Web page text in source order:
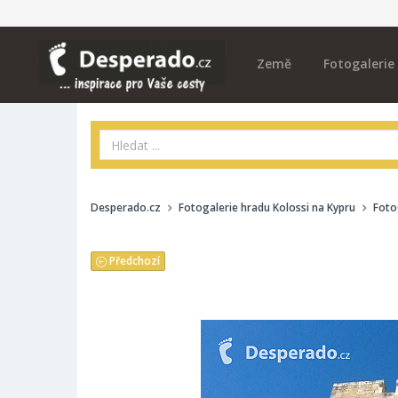
Země Fotogalerie
Desperado.cz Fotogalerie hradu Kolossi na Kypru
Předchozí